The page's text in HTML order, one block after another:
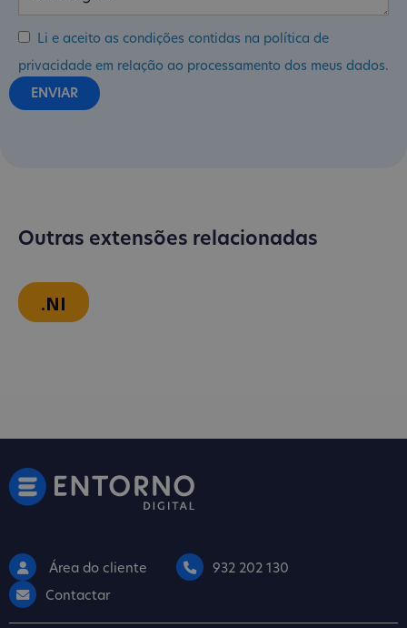
Li e aceito as condições contidas na política de
privacidade em relação ao processamento dos meus dados.
Outras extensões relacionadas
.NI
Área do cliente
932 202 130
Contactar